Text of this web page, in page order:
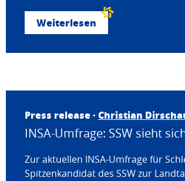
Weiterlesen
Press release · Christian
INSA-Umfrage: SSW sieht
Zur aktuellen INSA-Umfrage für
Spitzenkandidat des SSW zur